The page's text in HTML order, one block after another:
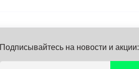
Подписывайтесь на новости и акции: